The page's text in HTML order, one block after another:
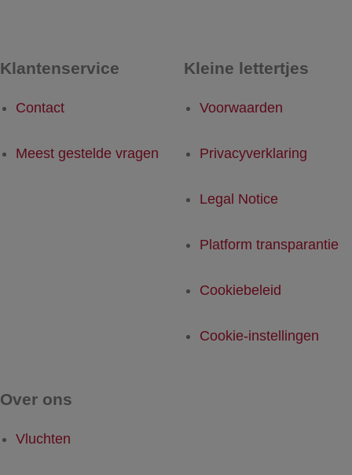
Klantenservice
Contact
Meest gestelde vragen
Kleine lettertjes
Voorwaarden
Privacyverklaring
Legal Notice
Platform transparantie
Cookiebeleid
Cookie-instellingen
Over ons
Vluchten